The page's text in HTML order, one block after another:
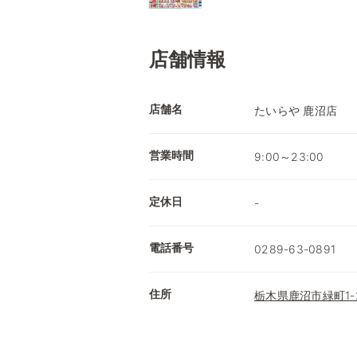
店舗情報
店舗名 たいらや 鹿沼店
営業時間 9:00～23:00
定休日 -
電話番号 0289-63-0891
住所 栃木県鹿沼市緑町